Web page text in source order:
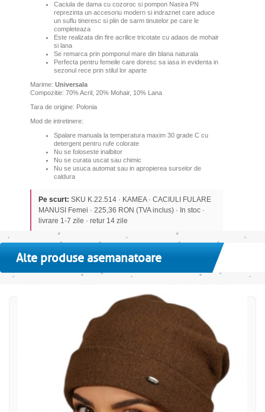
Caciula de dama cu cozoroc si pompon Nasira PN
reprezinta un accesoriu modern si indraznet care aduce
un suflu tineresc si plin de sarm tinutelor pe care le
completeaza
Este realizata din fire acrilice tricotate cu adaos de mohair
si lana
Se remarca prin pomponul mare din blana naturala
Perfecta pentru femeile care doresc sa iasa in evidenta in
sezonul rece prin stilul lor aparte
Marime: Universala
Compozitie: 70% Acril, 20% Mohair, 10% Lana
Tara de origine: Polonia
Mod de intretinere:
Spalare manuala la temperatura maxim 30 grade C cu
detergent pentru rufe colorate
Nu se foloseste inalbitor
Nu se curata uscat sau chimic
Nu se usuca automat sau in apropierea surselor de
caldura
Pe scurt: SKU K.22.514 · KAMEA · CACIULI FULARE
MANUSI Femei · 225,36 RON (TVA inclus) · In stoc ·
livrare 1-7 zile · retur 14 zile
Alte produse asemanatoare